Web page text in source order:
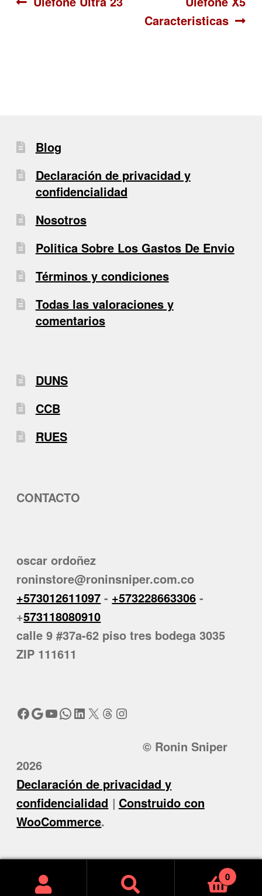
Caracteristicas
Blog
Declaración de privacidad y
confidencialidad
Nosotros
Politica Sobre Los Gastos De Envio
Términos y condiciones
Todas las valoraciones y
comentarios
DUNS
CCB
RUES
CONTACTO
oscar ordoñez
roninstore@roninsniper.com.co
+573012611097 - +573228663306 -
+573118080910
calle 9 #37a-62 piso tres bodega 3035
ZIP 111611
Facebook
Google
YouTube
WhatsApp
LinkedIn
X Threads
Instagram
© Ronin Sniper
2026
Declaración de privacidad y
confidencialidad
Construido con
WooCommerce.
0